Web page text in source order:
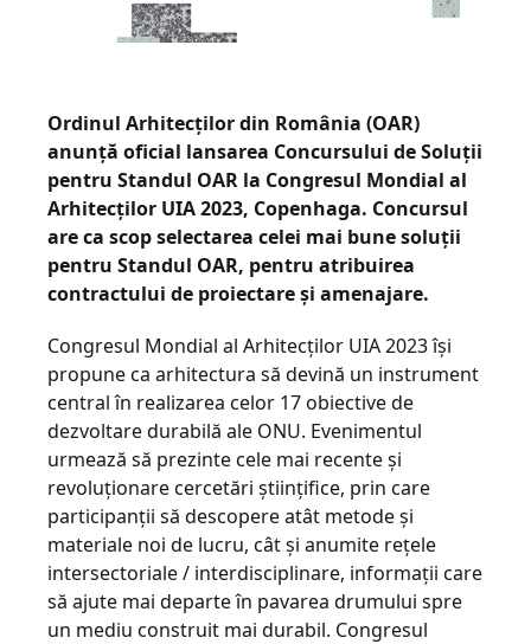
Ordinul Arhitecților din România (OAR)
anunță oficial lansarea Concursului de Soluții
pentru Standul OAR la Congresul Mondial al
Arhitecților UIA 2023, Copenhaga. Concursul
are ca scop selectarea celei mai bune soluții
pentru Standul OAR, pentru atribuirea
contractului de proiectare și amenajare.
Congresul Mondial al Arhitecților UIA 2023 își
propune ca arhitectura să devină un instrument
central în realizarea celor 17 obiective de
dezvoltare durabilă ale ONU. Evenimentul
urmează să prezinte cele mai recente și
revoluționare cercetări științifice, prin care
participanții să descopere atât metode și
materiale noi de lucru, cât și anumite rețele
intersectoriale / interdisciplinare, informații care
să ajute mai departe în pavarea drumului spre
un mediu construit mai durabil. Congresul